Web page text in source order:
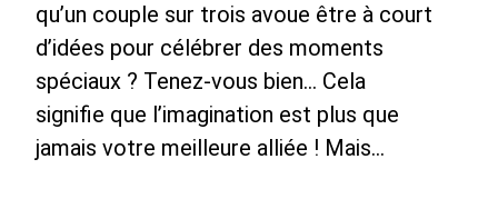
qu’un couple sur trois avoue être à court
d’idées pour célébrer des moments
spéciaux ? Tenez-vous bien… Cela
signifie que l’imagination est plus que
jamais votre meilleure alliée ! Mais…